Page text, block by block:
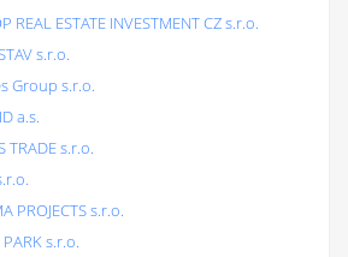
REAL ESTATE INVESTMENT CZ s.r.o.
s.r.o.
Group s.r.o.
a.s.
TRADE s.r.o.
PROJECTS s.r.o.
PARK s.r.o.